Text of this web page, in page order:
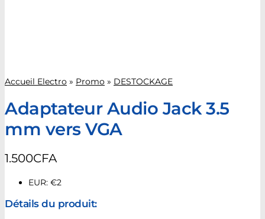
Accueil Electro » Promo » DESTOCKAGE
Adaptateur Audio Jack 3.5
mm vers VGA
1.500CFA
EUR: €2
Détails du produit: